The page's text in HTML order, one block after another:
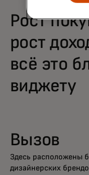
Рост
рост
всё это
виджету
Вызов
Здесь расположены
дизайнерских